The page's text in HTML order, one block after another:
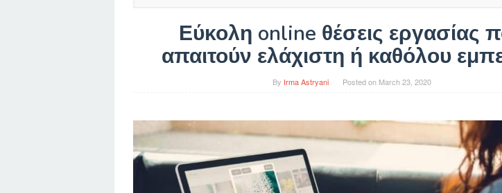
Εύκολη online θέσεις εργασίας
απαιτούν ελάχιστη ή καθόλου
By Irma Astryani Posted on March 23, 2020